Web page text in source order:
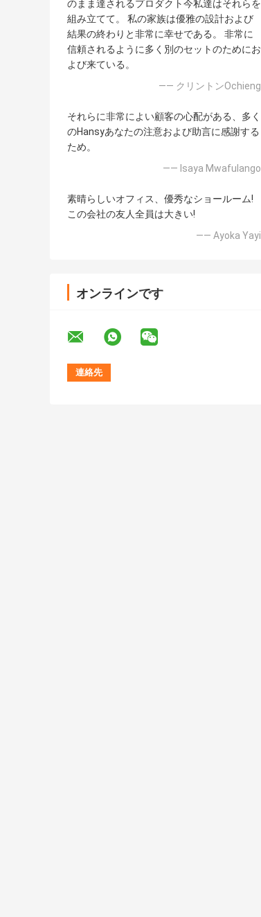
のまま達されるプロダクト今私達はそれらを
組み立てて。 私の家族は優雅の設計および
結果の終わりと非常に幸せである。 非常に
信頼されるように多く別のセットのためにお
よび来ている。
—— クリントンOchieng
それらに非常によい顧客の心配がある、多く
のHansyあなたの注意および助言に感謝する
ため。
—— Isaya Mwafulango
素晴らしいオフィス、優秀なショールーム!
この会社の友人全員は大きい!
—— Ayoka Yayi
オンラインです